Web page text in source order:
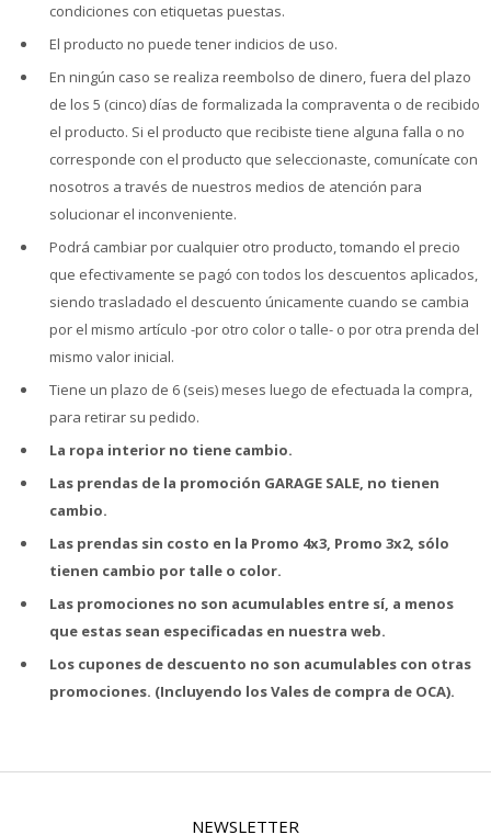
condiciones con etiquetas puestas.
El producto no puede tener indicios de uso.
En ningún caso se realiza reembolso de dinero, fuera del plazo
de los 5 (cinco) días de formalizada la compraventa o de recibido
el producto. Si el producto que recibiste tiene alguna falla o no
corresponde con el producto que seleccionaste, comunícate con
nosotros a través de nuestros medios de atención para
solucionar el inconveniente.
Podrá cambiar por cualquier otro producto, tomando el precio
que efectivamente se pagó con todos los descuentos aplicados,
siendo trasladado el descuento únicamente cuando se cambia
por el mismo artículo -por otro color o talle- o por otra prenda del
mismo valor inicial.
Tiene un plazo de 6 (seis) meses luego de efectuada la compra,
para retirar su pedido.
La ropa interior no tiene cambio.
Las prendas de la promoción GARAGE SALE, no tienen
cambio.
Las prendas sin costo en la Promo 4x3, Promo 3x2, sólo
tienen cambio por talle o color.
Las promociones no son acumulables entre sí, a menos
que estas sean especificadas en nuestra web.
Los cupones de descuento no son acumulables con otras
promociones. (Incluyendo los Vales de compra de OCA).
NEWSLETTER